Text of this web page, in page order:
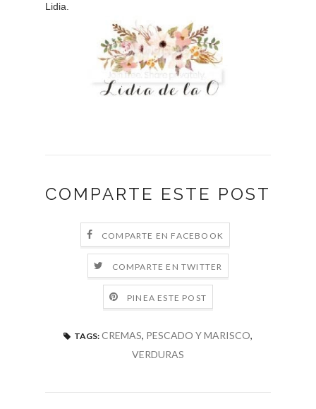
Lidia.
COMPARTE ESTE POST
COMPARTE EN FACEBOOK
COMPARTE EN TWITTER
PINEA ESTE POST
TAGS: CREMAS, PESCADO Y MARISCO,
VERDURAS